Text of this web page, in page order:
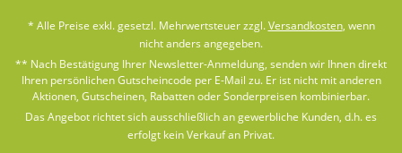
* Alle Preise exkl. gesetzl. Mehrwertsteuer zzgl.Versandkosten, wenn
nicht anders angegeben.
** Nach Bestätigung Ihrer Newsletter-Anmeldung, senden wir Ihnen direkt
Ihren persönlichen Gutscheincode per E-Mail zu. Er ist nicht mit anderen
Aktionen, Gutscheinen, Rabatten oder Sonderpreisen kombinierbar.
Das Angebot richtet sich ausschließlich an gewerbliche Kunden, d.h. es
erfolgt kein Verkauf an Privat.